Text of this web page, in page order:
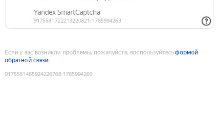
Если у вас возникли проблемы, пожалуйста, воспользуйтесьформой
обратной связи
9175581485924226768:1785994260